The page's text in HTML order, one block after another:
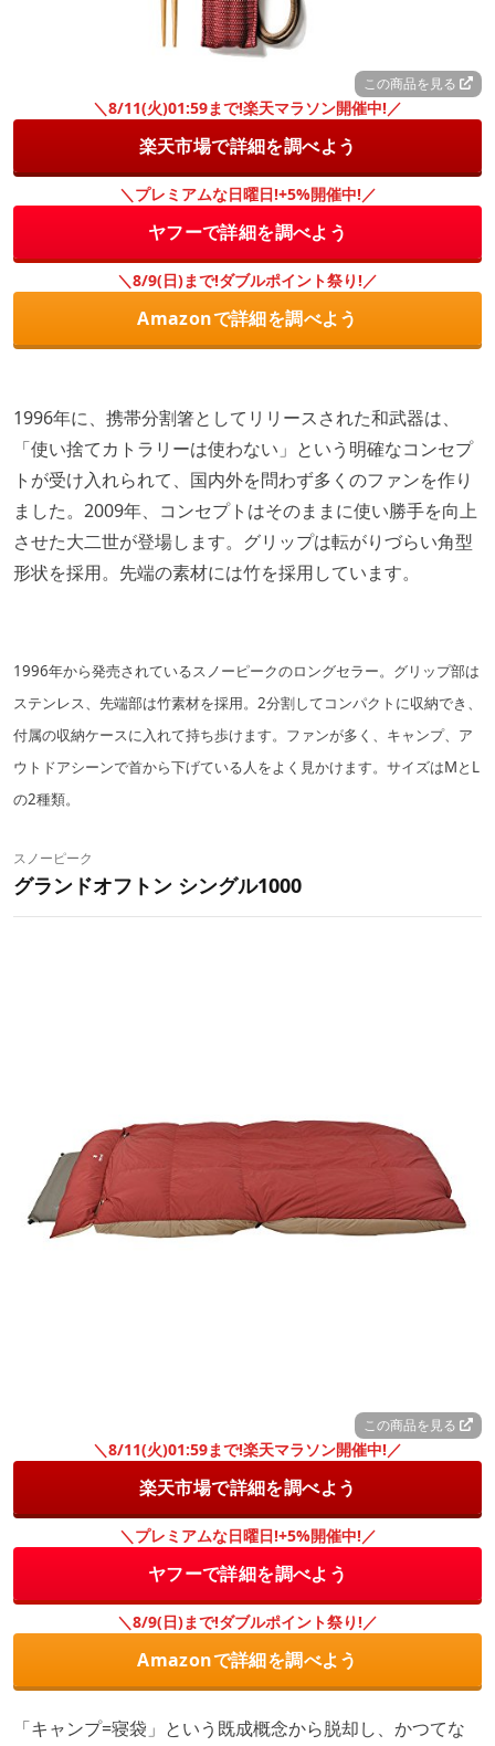
この商品を見る
＼8/11(火)01:59まで!楽天マラソン開催中!／
楽天市場で詳細を調べよう
＼プレミアムな日曜日!+5%開催中!／
ヤフーで詳細を調べよう
＼8/9(日)まで!ダブルポイント祭り!／
Amazonで詳細を調べよう
1996年に、携帯分割箸としてリリースされた和武器は、
「使い捨てカトラリーは使わない」という明確なコンセプ
トが受け入れられて、国内外を問わず多くのファンを作り
ました。2009年、コンセプトはそのままに使い勝手を向上
させた大二世が登場します。グリップは転がりづらい角型
形状を採用。先端の素材には竹を採用しています。
1996年から発売されているスノーピークのロングセラー。グリップ部は
ステンレス、先端部は竹素材を採用。2分割してコンパクトに収納でき、
付属の収納ケースに入れて持ち歩けます。ファンが多く、キャンプ、ア
ウトドアシーンで首から下げている人をよく見かけます。サイズはMとL
の2種類。
スノーピーク
グランドオフトン シングル1000
この商品を見る
＼8/11(火)01:59まで!楽天マラソン開催中!／
楽天市場で詳細を調べよう
＼プレミアムな日曜日!+5%開催中!／
ヤフーで詳細を調べよう
＼8/9(日)まで!ダブルポイント祭り!／
Amazonで詳細を調べよう
「キャンプ=寝袋」という既成概念から脱却し、かつてな